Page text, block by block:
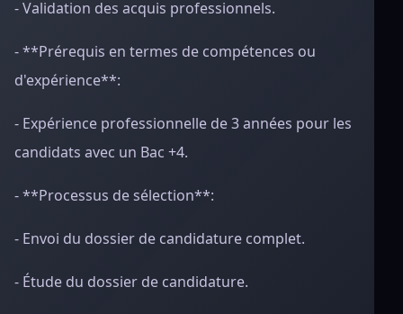
- Validation des acquis professionnels.
- **Prérequis en termes de compétences ou
d'expérience**:
- Expérience professionnelle de 3 années pour les
candidats avec un Bac +4.
- **Processus de sélection**:
- Envoi du dossier de candidature complet.
- Étude du dossier de candidature.